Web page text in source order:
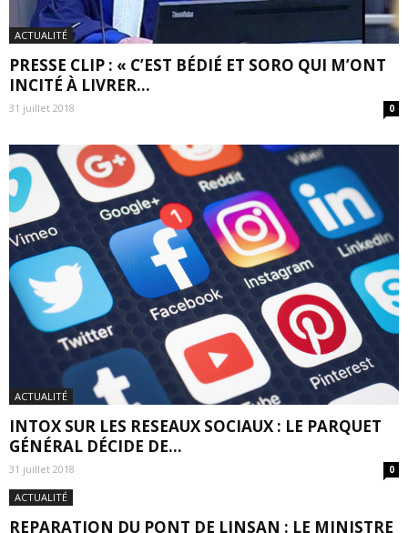
ACTUALITÉ
PRESSE CLIP : « C’EST BÉDIÉ ET SORO QUI M’ONT
INCITÉ À LIVRER...
31 juillet 2018 0
ACTUALITÉ
INTOX SUR LES RESEAUX SOCIAUX : LE PARQUET
GÉNÉRAL DÉCIDE DE...
31 juillet 2018 0
ACTUALITÉ
REPARATION DU PONT DE LINSAN : LE MINISTRE